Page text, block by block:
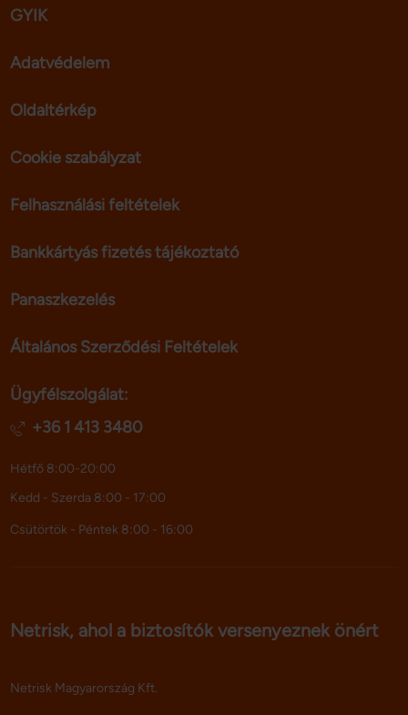
GYIK
Adatvédelem
Oldaltérkép
Cookie szabályzat
Felhasználási feltételek
Bankkártyás fizetés tájékoztató
Panaszkezelés
Általános Szerződési Feltételek
Ügyfélszolgálat:
+36 1 413 3480
Hétfő 8:00-20:00
Kedd - Szerda 8:00 - 17:00
Csütörtök - Péntek 8:00 - 16:00
Netrisk, ahol a biztosítók versenyeznek önért
Netrisk Magyarország Kft.